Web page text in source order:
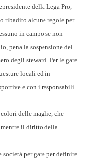
della Lega Pro,
ribadito alcune regole per
in campo se non
pena la sospensione del
degli steward. Per le gare
locali ed in
e con i responsabili
delle maglie, che
mentre il diritto della
per gare per definire